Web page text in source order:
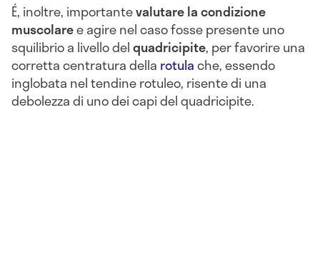
É, inoltre, importantevalutare la condizione
muscolaree agire nel caso fosse presente uno
squilibrio a livello delquadricipite, per favorire una
corretta centratura della rotulache, essendo
inglobata nel tendine rotuleo, risente di una
debolezza di uno dei capi del quadricipite.